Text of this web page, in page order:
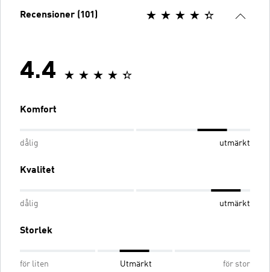
Recensioner (101)
4.4
Komfort
dålig utmärkt
Kvalitet
dålig utmärkt
Storlek
för liten Utmärkt för stor